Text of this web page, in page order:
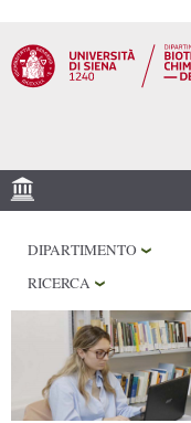
CENTRI DI RICERCA
LABORATORI
BIBLIOTECHE
SERVIZI
DIPARTIMENTO
RICERCA